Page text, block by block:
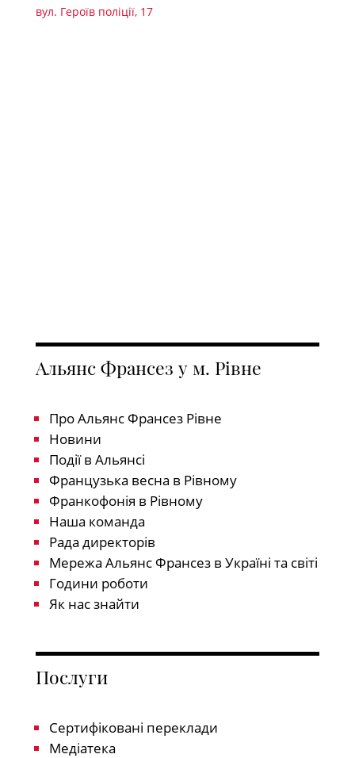
вул. Героїв поліції, 17
Альянс Франсез у м. Рівне
Про Альянс Франсез Рівне
Новини
Події в Альянсі
Французька весна в Рівному
Франкофонія в Рівному
Наша команда
Рада директорів
Мережа Альянс Франсез в Україні та світі
Години роботи
Як нас знайти
Послуги
Сертифіковані переклади
Медіатека